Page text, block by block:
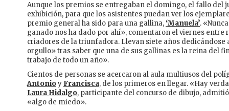
Aunque los premios se entregaban el domingo, el fallo del
exhibición, para que los asistentes puedan ver los
premio general ha sido para una gallina, ‘Manuela’.
ganado nos ha dado por ahí», comentaron el viernes entre
criadores de la triunfadora. Llevan siete años dedicándose
orgullo» tras saber que una de sus gallinas es la reina del
trabajo de todo un año».
Cientos de personas se acercaron al aula multiusos del
Antonioy Francisca, de los primeros en llegar. «Hay
Laura Hidalgo, participante del concurso de dibujo,
«algo de miedo».